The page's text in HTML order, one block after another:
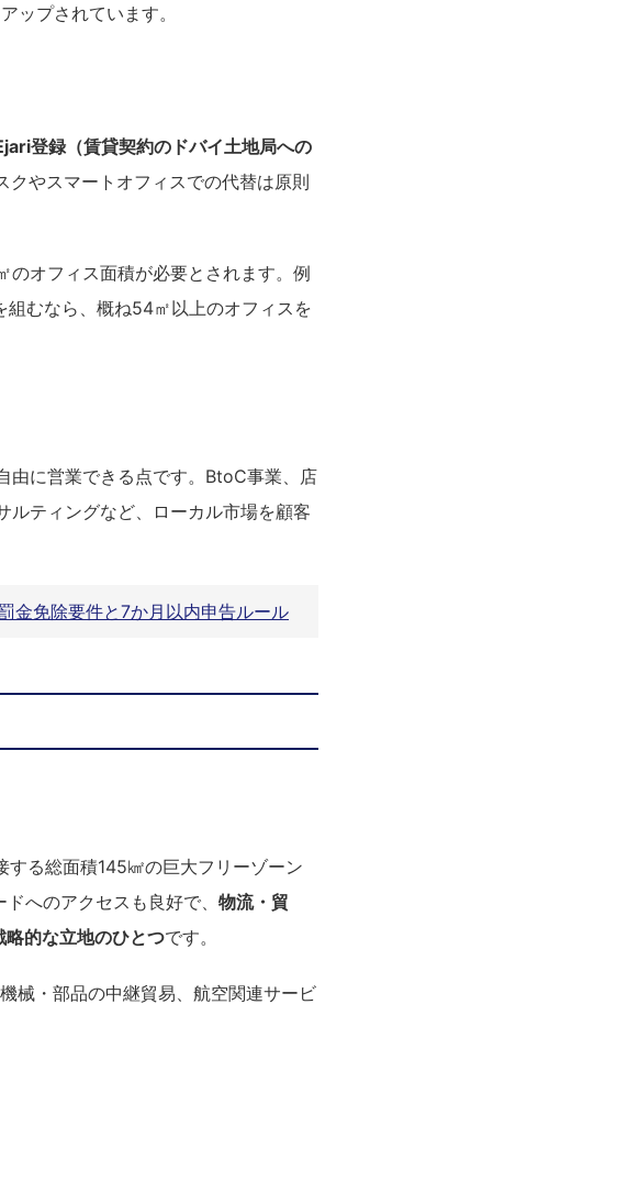
プされています。
登録（賃貸契約のドバイ土地局への
クやスマートオフィスでの代替は原則
のオフィス面積が必要とされます。例
むなら、概ね54㎡以上のオフィスを
由に営業できる点です。BtoC事業、店
ルティングなど、ローカル市場を顧客
金免除要件と7か月以内申告ルール
る総面積145㎢の巨大フリーゾーン
へのアクセスも良好で、 物流・貿
的な立地のひとつです。
械・部品の中継貿易、航空関連サービ